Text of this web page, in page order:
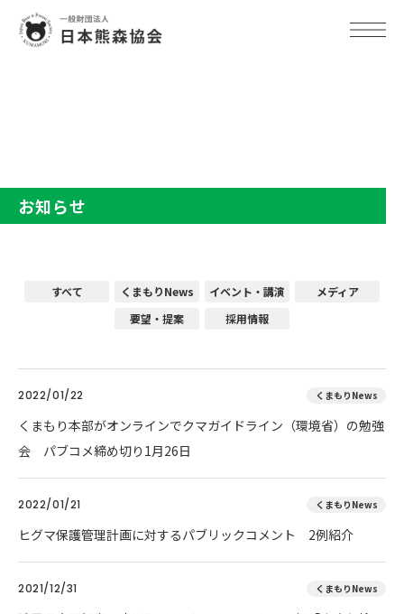
お知らせ
すべて くまもりNews イベント・講演
メディア
要望・提案
採用情報
2022/01/22 くまもりNews
くまもり本部がオンラインでクマガイドライン（環境省）の勉強
会 パブコメ締め切り1月26日
2022/01/21 くまもりNews
ヒグマ保護管理計画に対するパブリックコメント 2例紹介
2021/12/31 くまもりNews